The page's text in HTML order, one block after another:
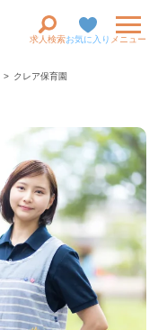
求人検索お気に入り メニュー
クレア保育園